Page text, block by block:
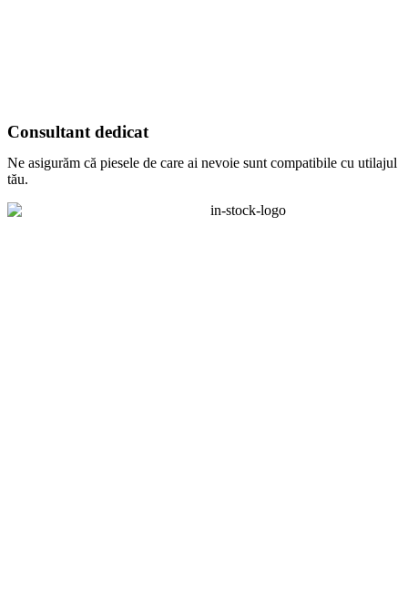
Consultant dedicat
Ne asigurăm că piesele de care ai nevoie sunt compatibile cu utilajul
tău.